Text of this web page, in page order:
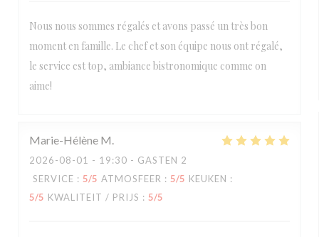
Nous nous sommes régalés et avons passé un très bon
moment en famille. Le chef et son équipe nous ont régalé,
le service est top, ambiance bistronomique comme on
aime!
Marie-Hélène M
2026-08-01 - 19:30 - GASTEN 2
SERVICE : 5/5 ATMOSFEER : 5/5 KEUKEN :
5/5 KWALITEIT / PRIJS : 5/5